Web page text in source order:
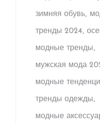
зимняя обувь
тренды 2024
модные тренды
мужская мода
модные
тренды одежды
модные